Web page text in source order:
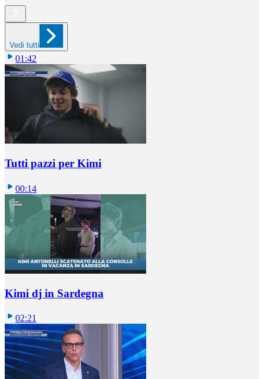
Vedi tutti
01:42
Tutti pazzi per Kimi
00:14
Kimi dj in Sardegna
02:21